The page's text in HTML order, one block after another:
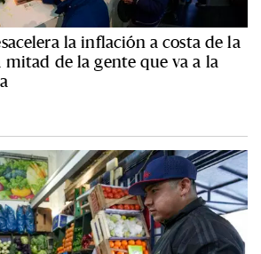
la inflación a costa de la
mitad de la gente que va a la